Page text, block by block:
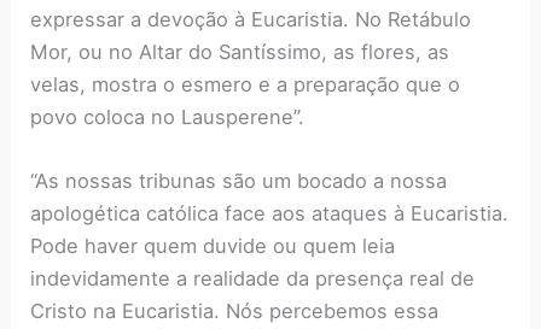
expressar a devoção à Eucaristia. No Retábulo
Mor, ou no Altar do Santíssimo, as flores, as
velas, mostra o esmero e a preparação que o
povo coloca no Lausperene”.
“As nossas tribunas são um bocado a nossa
apologética católica face aos ataques à Eucaristia.
Pode haver quem duvide ou quem leia
indevidamente a realidade da presença real de
Cristo na Eucaristia. Nós percebemos essa